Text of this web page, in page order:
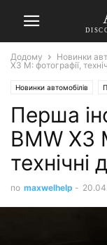
Додому Новинки
X3 M: фотографії,
Новинки автомобілів
Перша
BMW X3
технічні
по maxwelhelp -